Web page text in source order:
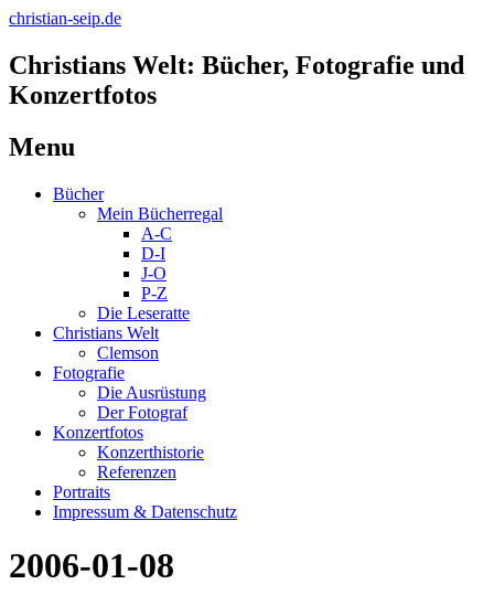
christian-seip.de
Christians Welt: Bücher, Fotografie und
Konzertfotos
Menu
Skip
Bücher
Mein Bücherregal
A-C
D-I
J-O
P-Z
Die Leseratte
Christians Welt
Clemson
Fotografie
Die Ausrüstung
Der Fotograf
Konzertfotos
Konzerthistorie
Referenzen
Portraits
Impressum & Datenschutz
2006-01-08